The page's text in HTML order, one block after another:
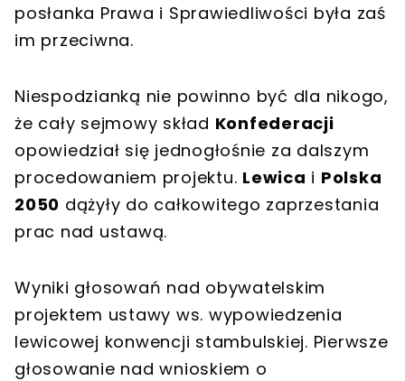
posłanka Prawa i Sprawiedliwości była zaś
im przeciwna.
Niespodzianką nie powinno być dla nikogo,
że cały sejmowy skład Konfederacji
opowiedział się jednogłośnie za dalszym
procedowaniem projektu. Lewica i Polska
2050 dążyły do całkowitego zaprzestania
prac nad ustawą.
Wyniki głosowań nad obywatelskim
projektem ustawy ws. wypowiedzenia
lewicowej konwencji stambulskiej. Pierwsze
głosowanie nad wnioskiem o